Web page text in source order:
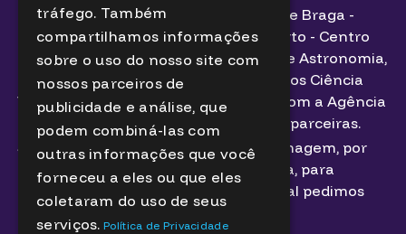
Espaço, Planetário - Casa da Ciência de Braga -
Centro Ciência Viva, Planetário do Porto - Centro
Ciência Viva, Sociedade Portuguesa de Astronomia,
em colaboração com a Rede de Centros Ciência
Viva, o projeto ESERO (uma parceria com a Agência
Espacial Europeia) e outras entidades parceiras.
Se não autorizar a captação da sua imagem, por
favor informe um elemento da equipa, para
receber um badge identificativo, o qual pedimos
que utilize de forma visível.
tráfego. Também
compartilhamos informações
sobre o uso do nosso site com
nossos parceiros de
publicidade e análise, que
podem combiná-las com
outras informações que você
forneceu a eles ou que eles
coletaram do uso de seus
serviços. Política de Privacidade